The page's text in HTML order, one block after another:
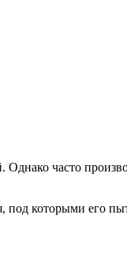
часто
под которыми его